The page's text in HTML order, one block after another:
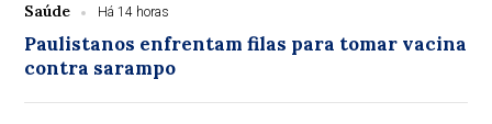
Saúde Há 14 horas
Paulistanos enfrentam filas para tomar vacina
contra sarampo